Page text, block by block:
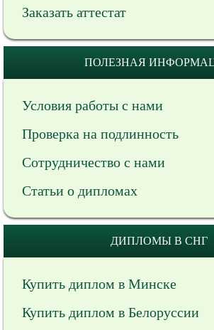
Заказать аттестат
ПОЛЕЗНАЯ
Условия работы с нами
Проверка на подлинность
Сотрудничество с нами
Статьи о дипломах
ДИПЛОМЫ В СНГ
Купить диплом в Минске
Купить диплом в Белоруссии